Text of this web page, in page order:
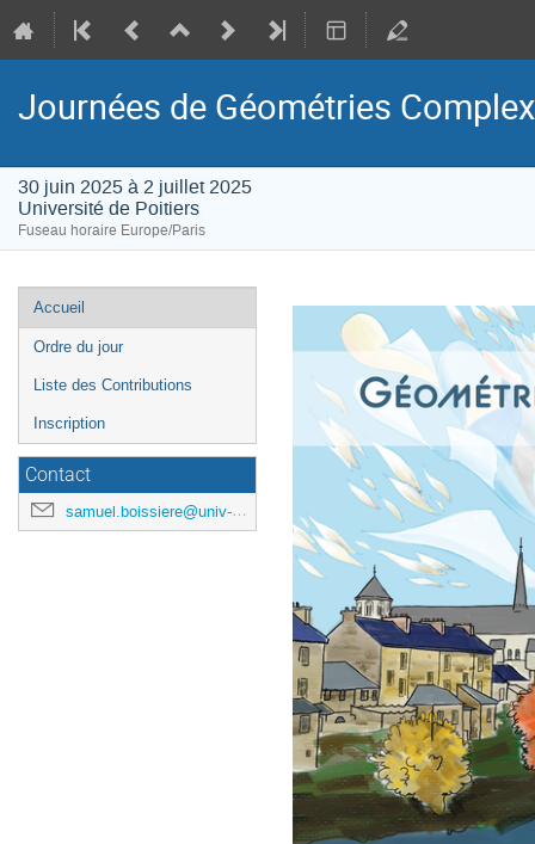
Journées de Géométries
30 juin 2025 à 2 juillet 2025
Université de Poitiers
Fuseau horaire Europe/Paris
Menu
de
l'événement
Accueil
Ordre du jour
Liste des Contributions
Inscription
Contact
samuel.boissiere@univ-poitiers.fr